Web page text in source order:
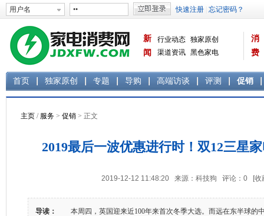
新
闻
行业动态 独家原创
渠道资讯 黑色家电
消
费
首页 独家原创 专题 导购 高端访谈 评测 促销
主页 / 服务 > 促销 > 正文
2019最后一波优惠进行时！双12三星
2019-12-12 11:48:20 来源：科技狗 评论： 0 [收
导读：
本周四，英国迎来近100年来首次冬季大选。而远在东半球的